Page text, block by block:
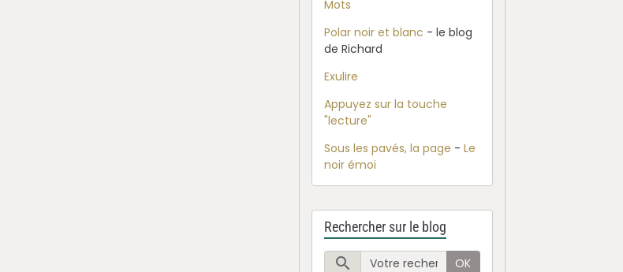
Mots
Polar noir et blanc - le blog
de Richard
Exulire
Appuyez sur la touche
"lecture"
Sous les pavés, la page -Le
noir émoi
Rechercher sur le blog
OK